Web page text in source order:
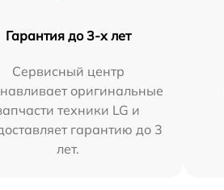
Гарантия до 3-х лет
Сервисный центр
оригинальные
техники LG и
гарантию до 3
лет.